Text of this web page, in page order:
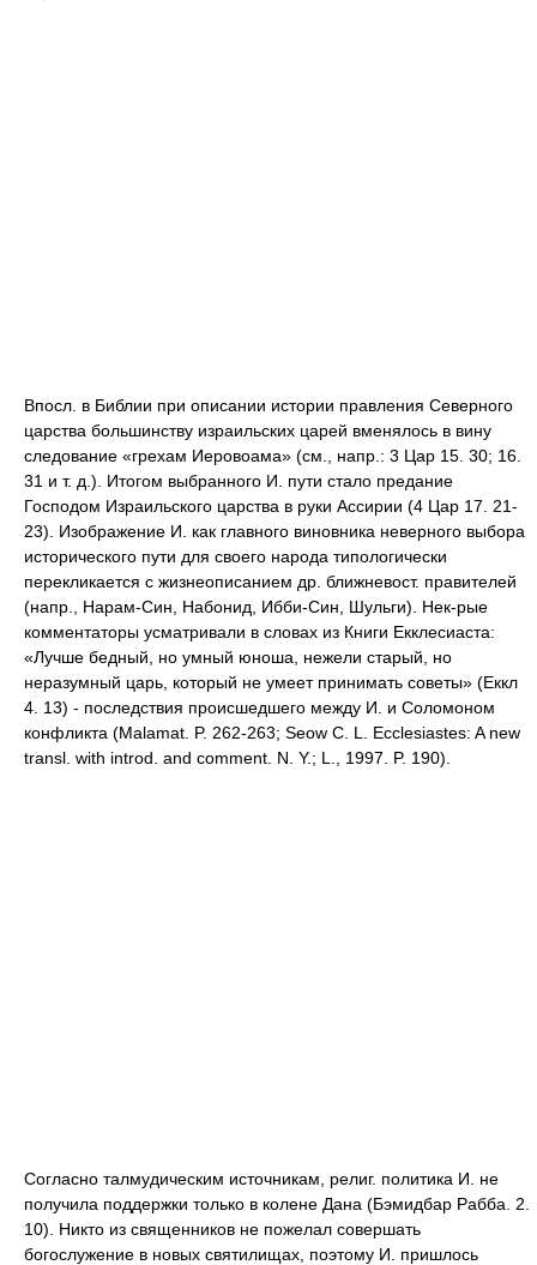
Впосл. в Библии при описании истории правления Северного
царства большинству израильских царей вменялось в вину
следование «грехам Иеровоама» (см., напр.: 3 Цар 15. 30; 16.
31 и т. д.). Итогом выбранного И. пути стало предание
Господом Израильского царства в руки Ассирии (4 Цар 17. 21-
23). Изображение И. как главного виновника неверного выбора
исторического пути для своего народа типологически
перекликается с жизнеописанием др. ближневост. правителей
(напр., Нарам-Син, Набонид, Ибби-Син, Шульги). Нек-рые
комментаторы усматривали в словах из Книги Екклесиаста:
«Лучше бедный, но умный юноша, нежели старый, но
неразумный царь, который не умеет принимать советы» (Еккл
4. 13) - последствия происшедшего между И. и Соломоном
конфликта (Malamat. P. 262-263; Seow C. L. Ecclesiastes: A new
transl. with introd. and comment. N. Y.; L., 1997. P. 190).
Согласно талмудическим источникам, религ. политика И. не
получила поддержки только в колене Дана (Бэмидбар Рабба. 2.
10). Никто из священников не пожелал совершать
богослужение в новых святилищах, поэтому И. пришлось